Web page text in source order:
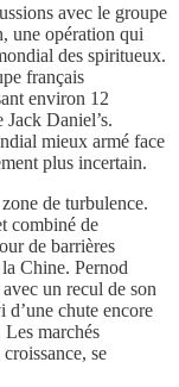
avec le groupe
une opération qui
des spiritueux.
français
environ 12
Daniel’s.
mieux armé face
plus incertain.
de turbulence.
combiné de
de barrières
Chine. Pernod
un recul de son
chute encore
Les marchés
se